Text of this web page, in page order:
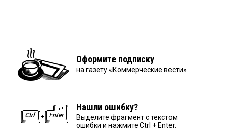
Оформите подписку
на газету «Коммерческие вести»
Нашли ошибку?
Выделите фрагмент с текстом
ошибки и нажмите Ctrl + Enter.